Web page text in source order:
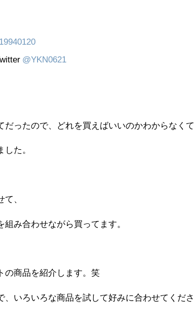
@YKN0621
だったので、どれを買えばいいのかわからなくて
た。
、
み合わせながら買ってます。
の商品を紹介します。笑
いろいろな商品を試して好みに合わせてくださ